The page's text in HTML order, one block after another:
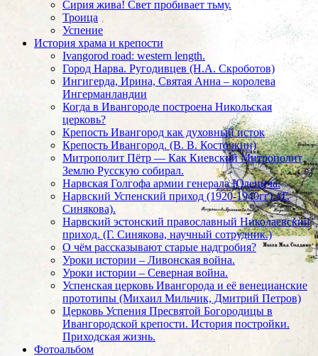
Сирия жива! Свет пробивает тьму.
Троица
Успение
История храма и крепости
Ivangorod road: western length.
Город Нарва. Ругодивцев (Н.А. Скроботов)
Ингигерда, Ирина, Святая Анна – королева
Ингерманландии
Когда в Ивангороде построена Никольская
церковь?
Крепость Ивангород как духовный исток
Крепость Ивангород. (В. В. Косточкин)
Митрополит Пётр — Как Киевский Митрополит
Землю Русскую собирал.
Нарвская Голгофа армии генерала Юденича.
Нарвский Успенский приход (1920-1940гг). (Г.
Синякова).
Нарвский эстонский православный Николаевский
приход. (Г. Синякова, научный сотрудник.)
О чём рассказывают старые надгробия?
Уроки истории – Ливонская война.
Уроки истории – Северная война.
Успенская церковь Ивангорода и её венецианские
прототипы (Михаил Мильчик, Дмитрий Петров)
Церковь Успения Пресвятой Богородицы в
Ивангородской крепости. История постройки.
Приходская жизнь.
Фотоальбом